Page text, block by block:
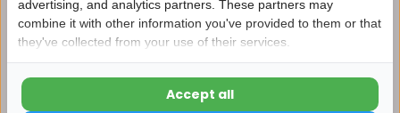
Productomschrijving
Nu 15% korting
15korting
15% korting
advertising, and analytics partners. These partners may
combine it with other information you've provided to them or that
they've collected from your use of their services.
Accept all